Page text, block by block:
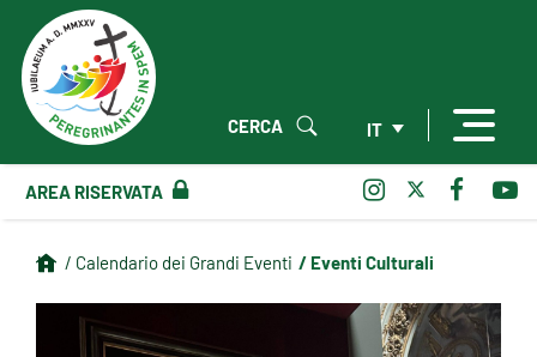
IT
CERCA
AREA RISERVATA
/ Calendario dei Grandi Eventi / Eventi Culturali